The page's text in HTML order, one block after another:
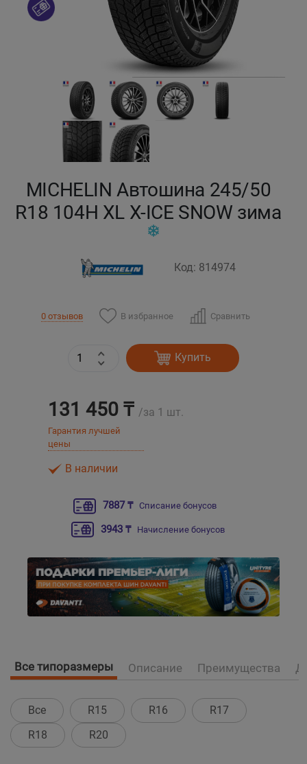
MICHELIN Автошина 245/50
R18 104H XL X-ICE SNOW зима
Код: 814974
0 отзывов В избранное Сравнить
Купить
131 450 ₸ /за 1 шт.
Гарантия лучшей
цены
В наличии
7887 ₸ Списание бонусов
3943 ₸ Начисление бонусов
Все типоразмеры Описание Преимущества
Все R15 R16
R17
R18
R20
Кокшетау
Кызылорда
Павлодар
Петропавловск
Семей
Шымкент
Экибастуз